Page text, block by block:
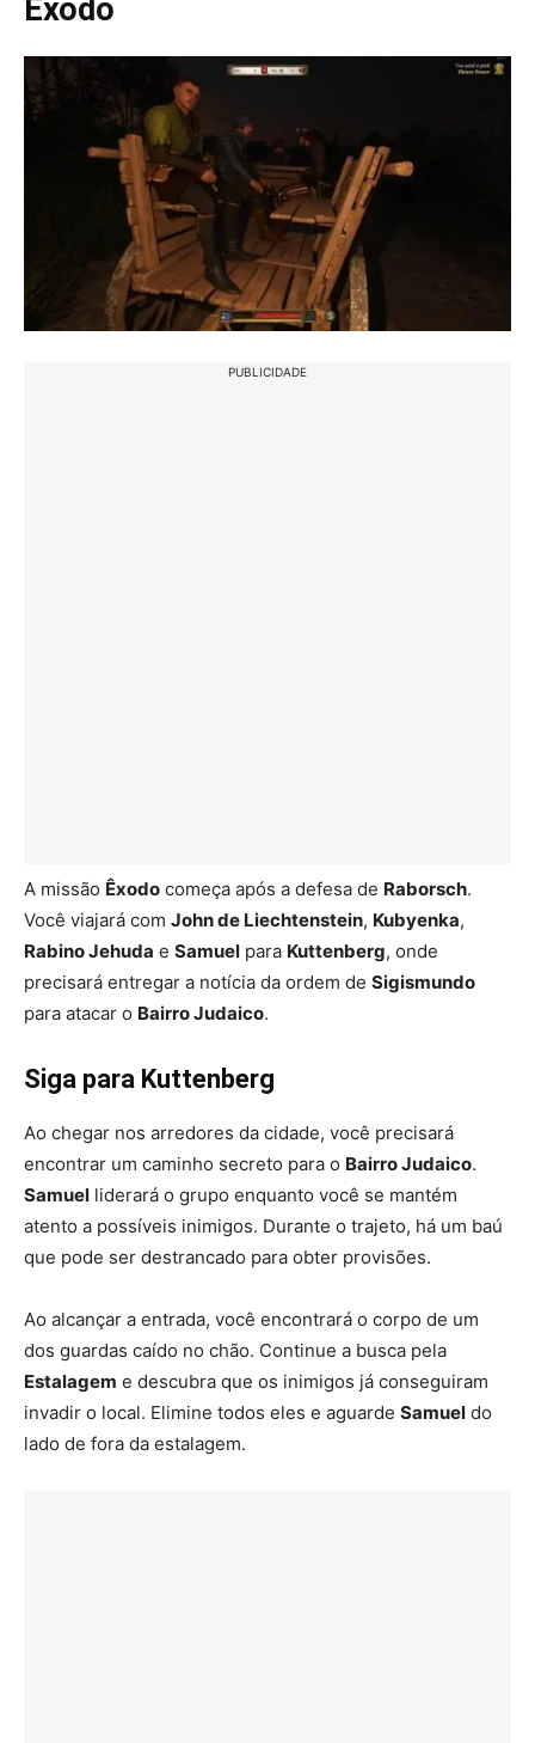
Êxodo
PUBLICIDADE
A missão Êxodo começa após a defesa de Raborsch.
Você viajará com John de Liechtenstein, Kubyenka,
Rabino Jehuda e Samuel para Kuttenberg, onde
precisará entregar a notícia da ordem de Sigismundo
para atacar o Bairro Judaico.
Siga para Kuttenberg
Ao chegar nos arredores da cidade, você precisará
encontrar um caminho secreto para o Bairro Judaico.
Samuel liderará o grupo enquanto você se mantém
atento a possíveis inimigos. Durante o trajeto, há um baú
que pode ser destrancado para obter provisões.
Ao alcançar a entrada, você encontrará o corpo de um
dos guardas caído no chão. Continue a busca pela
Estalagem e descubra que os inimigos já conseguiram
invadir o local. Elimine todos eles e aguarde Samuel do
lado de fora da estalagem.